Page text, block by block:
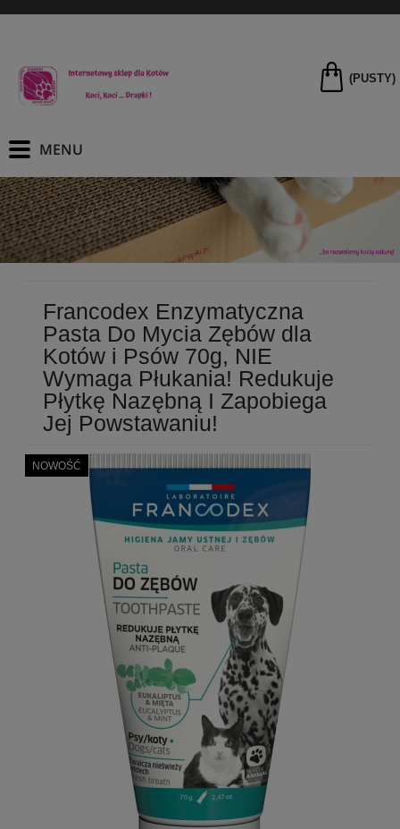
(PUSTY)
Francodex Enzymatyczna
Pasta Do Mycia Zębów dla
Kotów i Psów 70g, NIE
Wymaga Płukania! Redukuje
Płytkę Nazębną I Zapobiega
Jej Powstawaniu!
NOWOŚĆ